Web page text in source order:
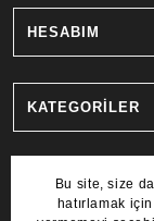
HESABIM
KATEGORİLER
MARKALAR